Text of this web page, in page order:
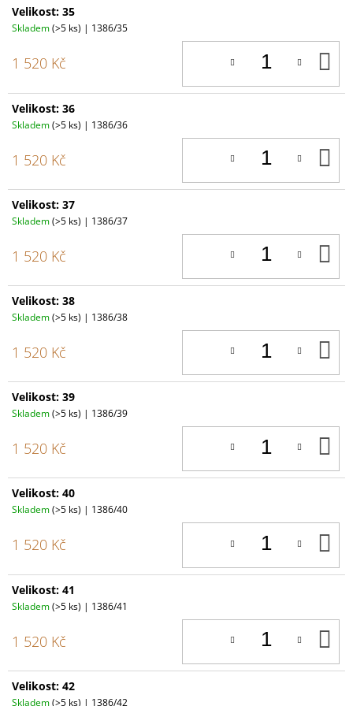
Velikost: 35
Skladem(>5 ks) | 1386/35
1 520 Kč
Velikost: 36
Skladem(>5 ks) | 1386/36
1 520 Kč
Velikost: 37
Skladem(>5 ks) | 1386/37
1 520 Kč
Velikost: 38
Skladem(>5 ks) | 1386/38
1 520 Kč
Velikost: 39
Skladem(>5 ks) | 1386/39
1 520 Kč
Velikost: 40
Skladem(>5 ks) | 1386/40
1 520 Kč
Velikost: 41
Skladem(>5 ks) | 1386/41
1 520 Kč
Velikost: 42
Skladem(>5 ks) | 1386/42